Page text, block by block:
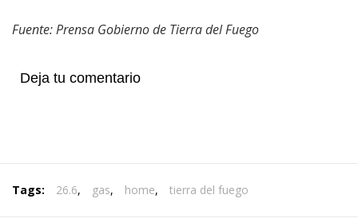
Fuente: Prensa Gobierno de Tierra del Fuego
Deja tu comentario
Tags: 26.6, gas, home, tierra del fuego